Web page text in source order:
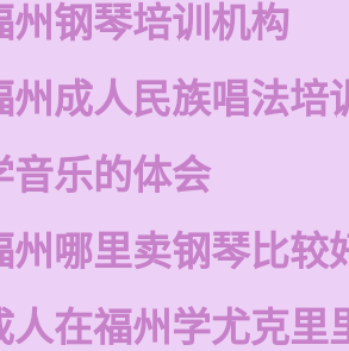
州钢琴培训机构
州成人民族唱法培
音乐的体会
州哪里卖钢琴比较
人在福州学尤克里